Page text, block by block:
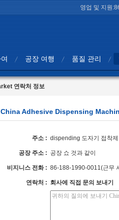
영업 및 지원:
공장 여행 품질 관리
연락처 정보
China Adhesive Dispensing
주소 : dispending 도자기 접착제
공장 주소 : 공장 쇼 것과 같이
비지니스 전화 : 86-188-1990-0011(근무
연락처 : 회사에 직접 문의 보내기